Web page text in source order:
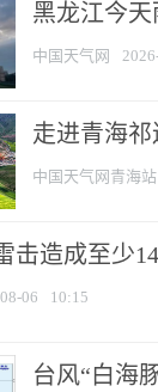
黑龙江今
中国天气网
走进青海
中国天气网青海站
击造成至少
06 10:15
台风“白海